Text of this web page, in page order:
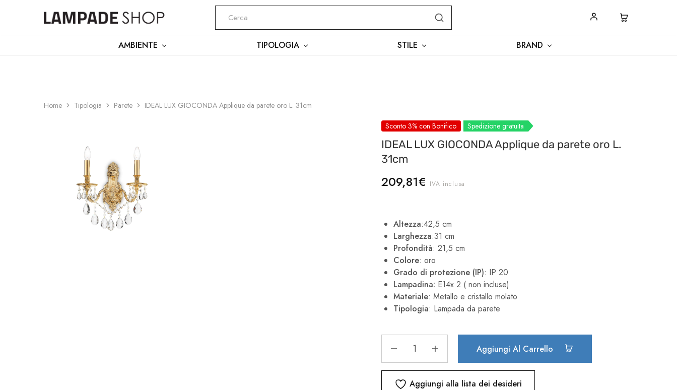
PER ASSISTENZA LUN–VEN
Lampadeshop
AMBIENTE TIPOLOGIA STILE BRAND
Home Tipologia Parete IDEAL LUX GIOCONDA Applique da parete oro L. 31cm
Sconto 3% con Bonifico Spedizione gratuita
IDEAL LUX GIOCONDA Applique da parete oro L.
31cm
209,81€ IVA inclusa
Altezza:42,5 cm
Larghezza:31 cm
Profondità: 21,5 cm
Colore: oro
Grado di protezione (IP): IP 20
Lampadina: E14x 2 ( non incluse)
Materiale: Metallo e cristallo molato
Tipologia: Lampada da parete
Aggiungi Al Carrello
Aggiungi alla lista dei desideri